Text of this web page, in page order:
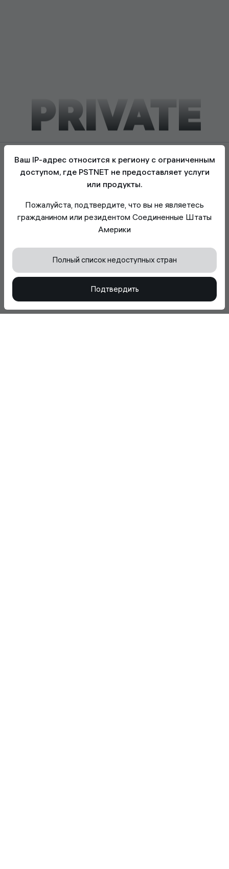
Ваш IP-адрес относится к региону с ограниченным
доступом, где PSTNET не предоставляет услуги
или продукты.
Пожалуйста, подтвердите, что вы не являетесь
гражданином или резидентом Соединенные Штаты
Америки
Полный список недоступных стран
Подтвердить
PRIVATE
Мы используем файлы cookie для улучшения
вашего удобства просмотра, анализа
посещаемости сайта и поддержки
функциональности сайта. Подробнее читайте в
Политика использования файлов cookie
Принять все cookie
Отклонить необязательные cookie